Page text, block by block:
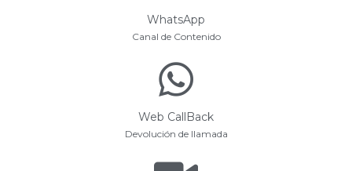
WhatsApp
Canal de Contenido
Web CallBack
Devolución de llamada